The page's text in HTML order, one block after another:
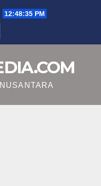
12:48:36 PM